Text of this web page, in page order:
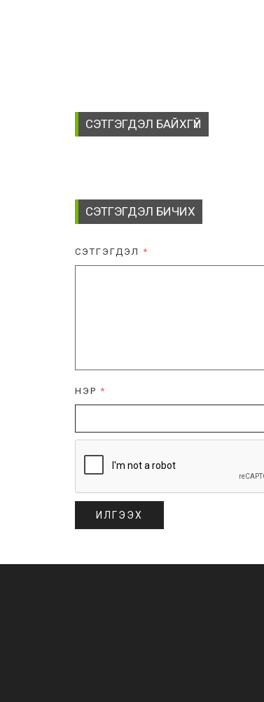
СЭТГЭГДЭЛ БАЙХГҮЙ
СЭТГЭГДЭЛ БИЧИХ
СЭТГЭГДЭЛ *
НЭР *